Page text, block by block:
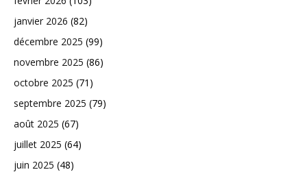
janvier 2026 (82)
décembre 2025 (99)
novembre 2025 (86)
octobre 2025 (71)
septembre 2025 (79)
août 2025 (67)
juillet 2025 (64)
juin 2025 (48)